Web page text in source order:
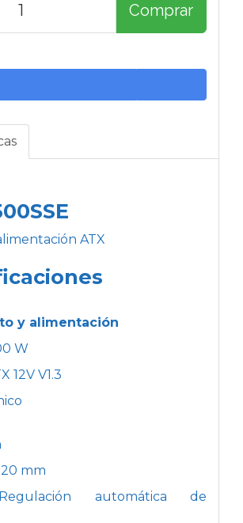
Comprar
ATX
y alimentación
W
12V V1.3
mm
automática de